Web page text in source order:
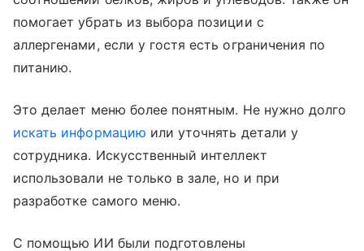
помогает убрать из выбора позиции с
аллергенами, если у гостя есть ограничения по
питанию.
Это делает меню более понятным. Не нужно долго
искать информацию или уточнять детали у
сотрудника. Искусственный интеллект
использовали не только в зале, но и при
разработке самого меню.
С помощью ИИ были подготовлены